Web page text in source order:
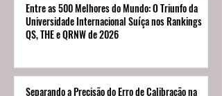
Entre as 500 Melhores do Mundo: O Triunfo da
Universidade Internacional Suíça nos Rankings
QS, THE e QRNW de 2026
Separando a Precisão do Erro de Calibração na